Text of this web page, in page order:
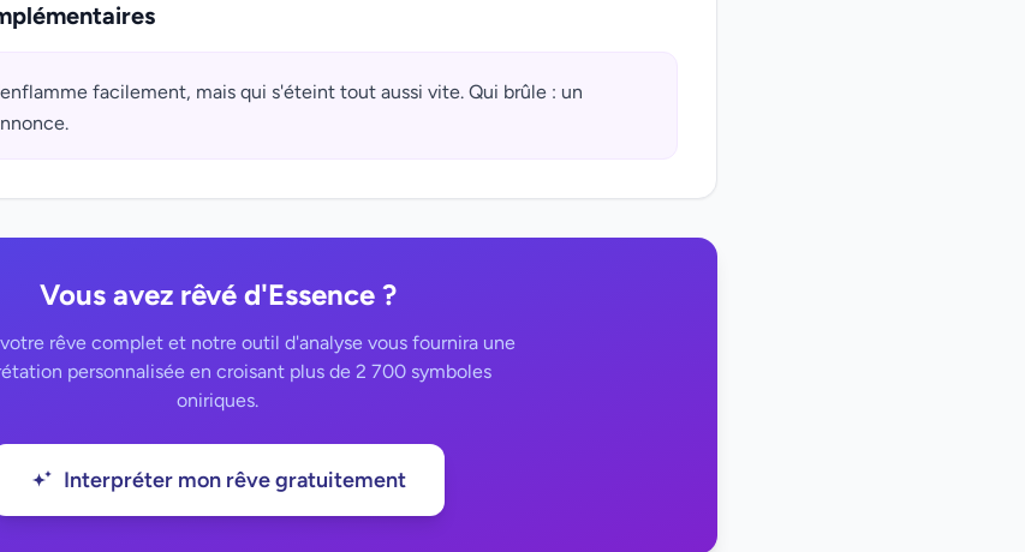
facilement, mais qui s'éteint tout aussi vite. Qui brûle : un
Vous avez rêvé d'Essence ?
rêve complet et notre outil d'analyse vous fournira une
personnalisée en croisant plus de 2 700 symboles
oniriques.
Interpréter mon rêve gratuitement